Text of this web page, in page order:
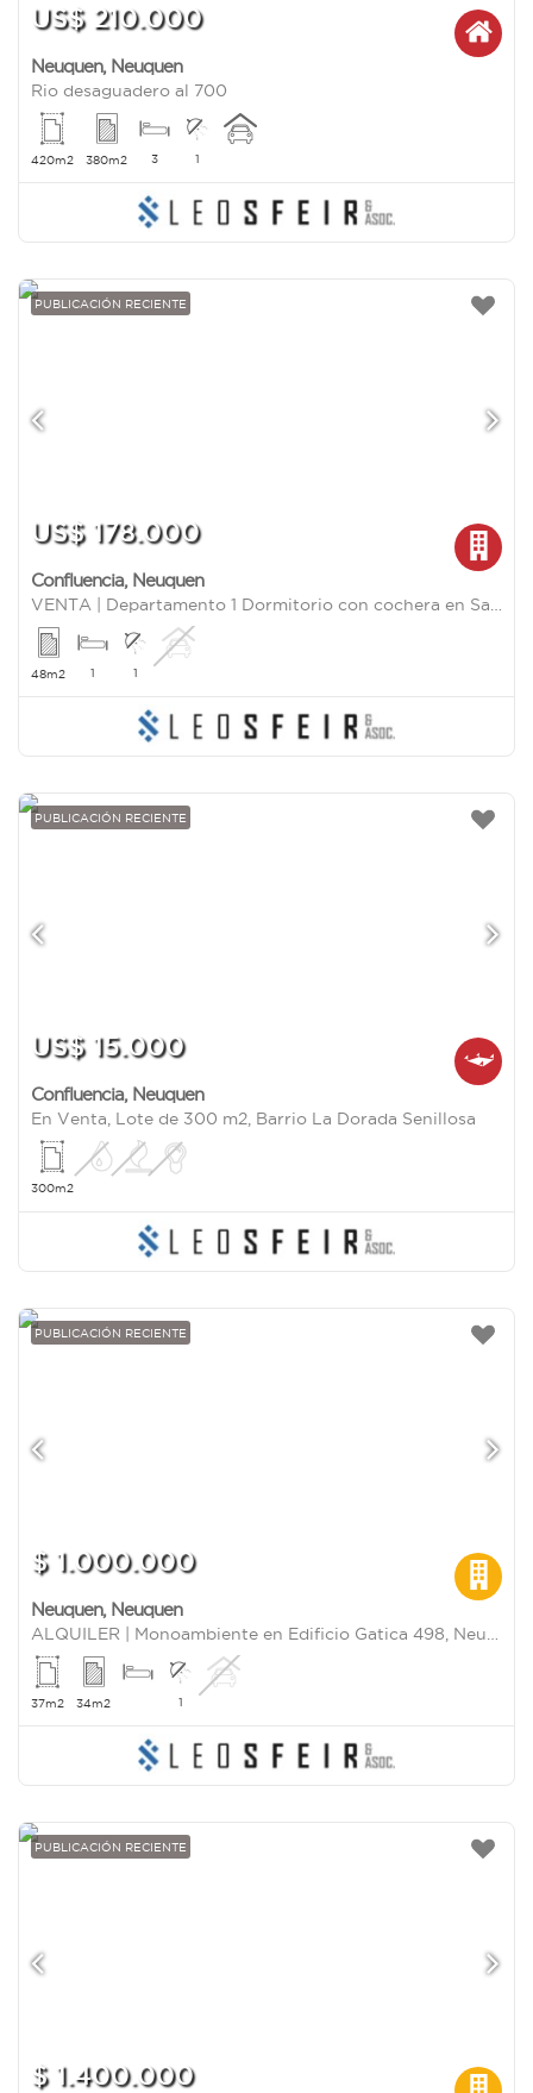
US$ 210.000
Neuquen, Neuquen
Rio desaguadero al 700
420m2 380m2 3 1
PUBLICACIÓN RECIENTE
US$ 178.000
Confluencia, Neuquen
48m2 1 1
PUBLICACIÓN RECIENTE
US$ 15.000
Confluencia, Neuquen
En Venta, Lote de 300 m2, Barrio La Dorada Senillosa
300m2
PUBLICACIÓN RECIENTE
$ 1.000.000
Neuquen, Neuquen
37m2 34m2 1
PUBLICACIÓN RECIENTE
$ 1.400.000